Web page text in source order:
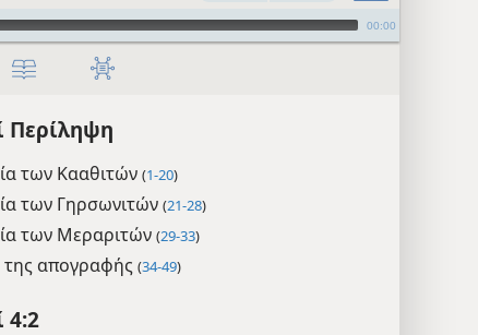
00:00
Περίληψη
των Κααθιτών (1-20)
των Γηρσωνιτών (21-28)
των Μεραριτών (29-33)
απογραφής (34-49)
4:2